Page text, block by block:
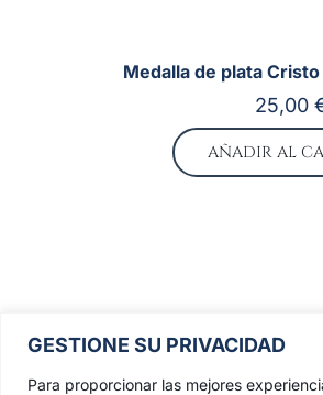
GESTIONE SU PRIVACIDAD
Para proporcionar las mejores
Medalla de plata
25,00
AÑADIR AL
Hermandad
Nazarenos de